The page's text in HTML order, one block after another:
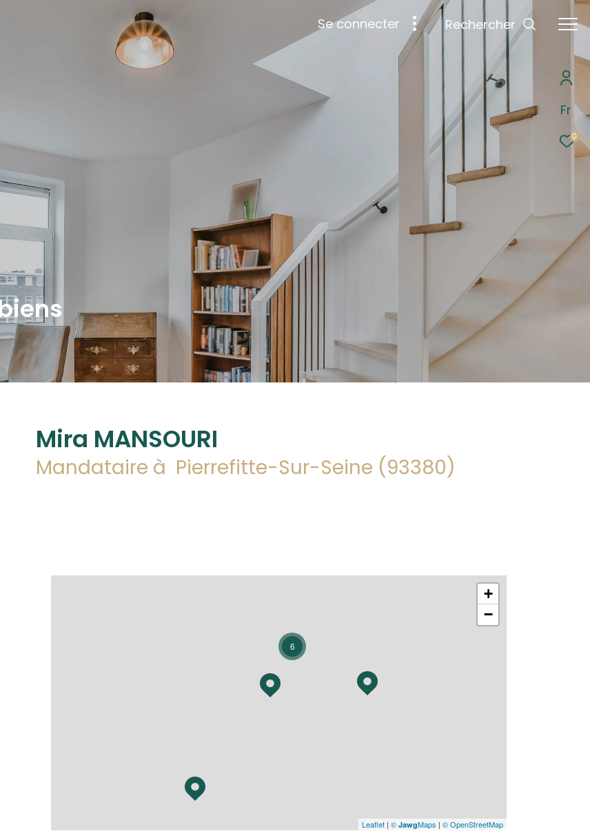
Fr
0
se connecter Rechercher
Mira MANSOURI
Mandataire à Pierrefitte-Sur-Seine (93380)
6
+
−
Leaflet |©JawgMaps |© OpenStreetMap